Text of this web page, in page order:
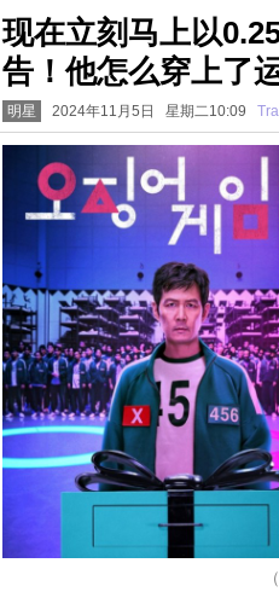
现在立刻马上以
告！他怎么穿上了
明星 2024年11月5日 星期二10:09